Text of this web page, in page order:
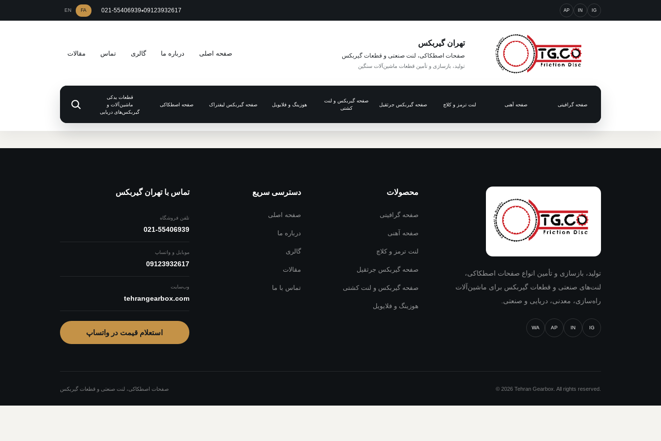
IG
IN
AP
021-55406939•09123932617
FA
EN
تهران گیربکس
صفحات اصطکاکی، لنت صنعتی و قطعات گیربکس
تولید، بازسازی و تأمین قطعات ماشین‌آلات سنگین
صفحه اصلی درباره ما گالری تماس مقالات
صفحه گرافیتی صفحه آهنی لنت ترمز و کلاچ صفحه گیربکس جرثقیل
صفحه گیربکس و لنت
کشتی
هوزینگ و فلایویل صفحه گیربکس لیفتراک صفحه اصطکاکی
قطعات یدکی
ماشین‌آلات و
گیربکس‌های دریایی
تولید، بازسازی و تأمین انواع صفحات اصطکاکی،
لنت‌های صنعتی و قطعات گیربکس برای ماشین‌آلات
راه‌سازی، معدنی، دریایی و صنعتی.
IG
IN
AP
WA
محصولات
صفحه گرافیتی
صفحه آهنی
لنت ترمز و کلاچ
صفحه گیربکس جرثقیل
صفحه گیربکس و لنت کشتی
هوزینگ و فلایویل
دسترسی سریع
صفحه اصلی
درباره ما
گالری
مقالات
تماس با ما
تماس با تهران گیربکس
تلفن فروشگاه
021-55406939
موبایل و واتساپ
09123932617
وب‌سایت
tehrangearbox.com
استعلام قیمت در واتساپ
© 2026 Tehran Gearbox. All rights reserved. صفحات اصطکاکی، لنت صنعتی و قطعات گیربکس